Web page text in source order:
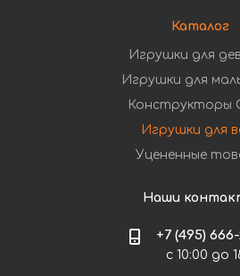
Каталог
Игрушки для
Игрушки для
Конструкторы
Игрушки для
Уцененные
Наши
+7 (495) 666-
с 10:00 до